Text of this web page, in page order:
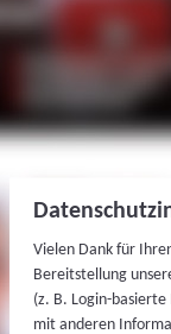
Vielen Dank für
Bereitstellung
(z. B. Login-
mit anderen